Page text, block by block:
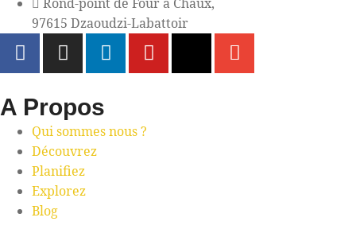
97615 Dzaoudzi-Labattoir
A Propos
Qui sommes nous ?
Découvrez
Planifiez
Explorez
Blog